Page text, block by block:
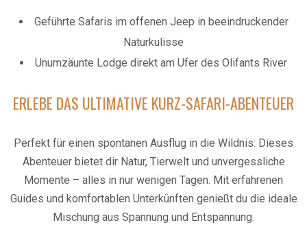
Geführte Safaris im offenen Jeep in beeindruckender
Naturkulisse
Unumzäunte Lodge direkt am Ufer des Olifants River
ERLEBE DAS ULTIMATIVE KURZ-SAFARI-ABENTEUER
Perfekt für einen spontanen Ausflug in die Wildnis: Dieses
Abenteuer bietet dir Natur, Tierwelt und unvergessliche
Momente – alles in nur wenigen Tagen. Mit erfahrenen
Guides und komfortablen Unterkünften genießt du die ideale
Mischung aus Spannung und Entspannung.